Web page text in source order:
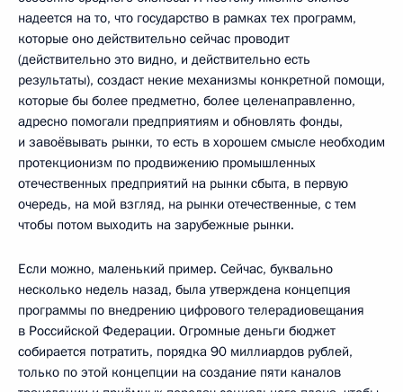
надеется на то, что государство в рамках тех программ,
которые оно действительно сейчас проводит
(действительно это видно, и действительно есть
результаты), создаст некие механизмы конкретной помощи,
которые бы более предметно, более целенаправленно,
адресно помогали предприятиям и обновлять фонды,
и завоёвывать рынки, то есть в хорошем смысле необходим
протекционизм по продвижению промышленных
отечественных предприятий на рынки сбыта, в первую
очередь, на мой взгляд, на рынки отечественные, с тем
чтобы потом выходить на зарубежные рынки.
Если можно, маленький пример. Сейчас, буквально
несколько недель назад, была утверждена концепция
программы по внедрению цифрового телерадиовещания
в Российской Федерации. Огромные деньги бюджет
собирается потратить, порядка 90 миллиардов рублей,
только по этой концепции на создание пяти каналов